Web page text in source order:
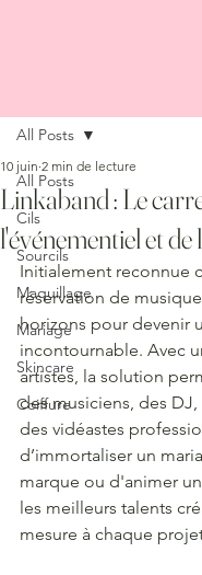
All Posts
Cils
Sourcils
Maquillage
Mariage
Skincare
Coiffure
All Posts
Linkaband : Le
l'événementiel et de
10 juin 2 min de lecture
Initialement reconnue
réservation de musique
horizons pour devenir
incontournable. Avec
artistes, la solution
des musiciens, des
des vidéastes
d’immortaliser un
marque ou d'animer un
les meilleurs talents
mesure à chaque